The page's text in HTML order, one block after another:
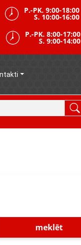
P.-PK. 9:00-18:00
S. 10:00-16:00
P.-PK. 8:00-17:00
S. 9:00-14:00
meklēt